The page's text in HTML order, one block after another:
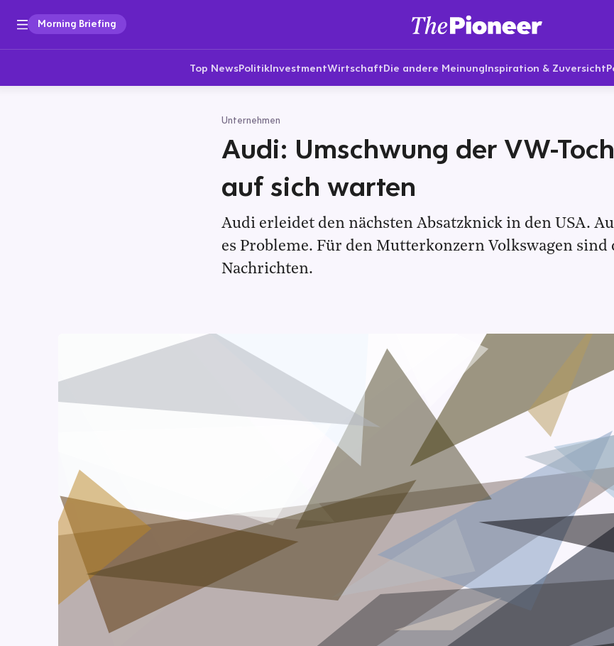
Morning Briefing
Top NewsPolitikInvestmentWirtschaftDie andere MeinungInspiration & Zuversicht
Unternehmen
Audi: Umschwung der VW-
auf sich warten
Audi erleidet den nächsten Absatzknick in den USA.
es Probleme. Für den Mutterkonzern Volkswagen sind
Nachrichten.